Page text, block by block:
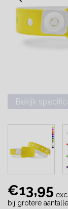
Bekijk
€13,95
bij grotere